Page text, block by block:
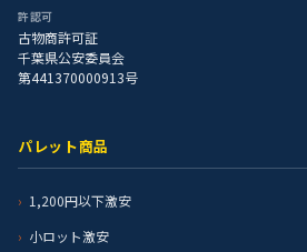
許認可
古物商許可証
千葉県公安委員会
第441370000913号
パレット商品
1,200円以下激安
小ロット激安